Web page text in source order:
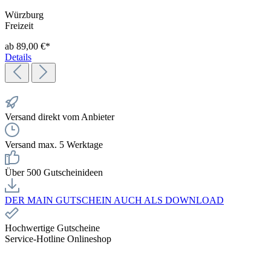
Würzburg
Freizeit
ab 89,00 €*
Details
Versand direkt vom Anbieter
Versand max. 5 Werktage
Über 500 Gutscheinideen
DER MAIN GUTSCHEIN AUCH ALS DOWNLOAD
Hochwertige Gutscheine
Service-Hotline Onlineshop